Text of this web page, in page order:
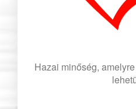
Hazai minőség,